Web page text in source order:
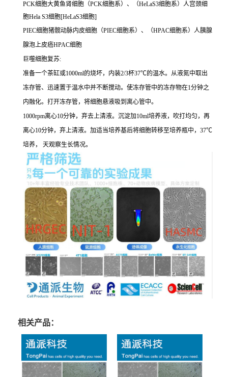
PCK细胞大黄鱼肾细胞（PCK细胞系）、（HeLaS3细胞系）人宫颈细
胞Hela S3细胞[HeLaS3细胞]
PIEC细胞猪髋动脉内皮细胞（PIEC细胞系）、（HPAC细胞系）人胰腺
腺泡上皮癌HPAC细胞
巨噬细胞复苏:
准备一个茶缸或1000ml的烧坏，内装2/3杯37℃的温水。从液氮中取出
冻存管、迅速置于温水中并不断搅动。使冻存管中的冻存物在1分钟之
内融化。打开冻存管，将细胞悬液吸到离心管中。
1000rpm离心10分钟，弃去上清液。沉淀加10ml培养液，吹打均匀，再
离心10分钟，弃上清液。加适当培养基后将细胞转移至培养瓶中，37℃
培养， 天观察生长情况。
相关产品：